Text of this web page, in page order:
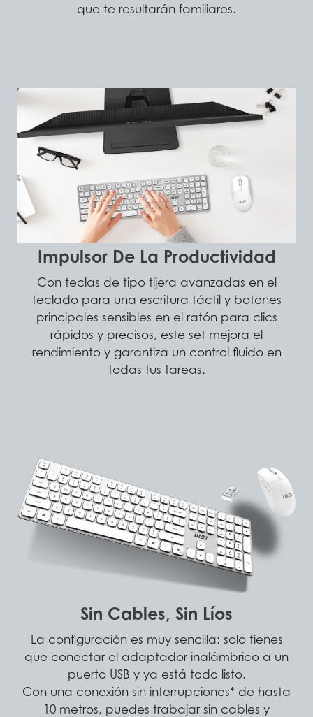
que te resultarán familiares.
Impulsor De La Productividad
Con teclas de tipo tijera avanzadas en el
teclado para una escritura táctil y botones
principales sensibles en el ratón para clics
rápidos y precisos, este set mejora el
rendimiento y garantiza un control fluido en
todas tus tareas.
Sin Cables, Sin Líos
La configuración es muy sencilla: solo tienes
que conectar el adaptador inalámbrico a un
puerto USB y ya está todo listo.
Con una conexión sin interrupciones* de hasta
10 metros, puedes trabajar sin cables y